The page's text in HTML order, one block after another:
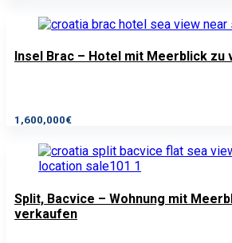
Insel Brac – Hotel mit Meerblick zu
1,600,000€
Split, Bacvice – Wohnung mit
verkaufen